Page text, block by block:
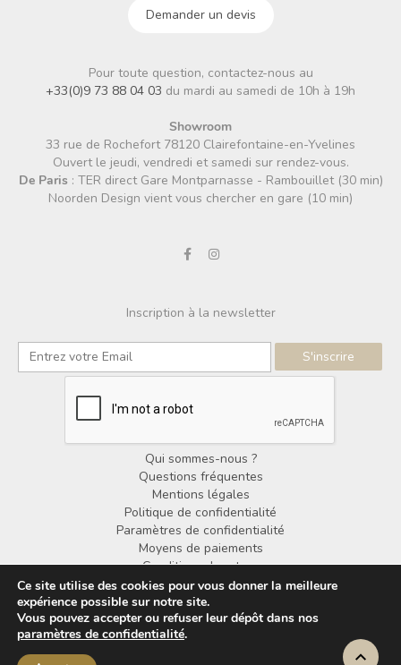
Demander un devis
Pour toute question, contactez-nous au
+33(0)9 73 88 04 03 du mardi au samedi de 10h à 19h
Showroom
33 rue de Rochefort 78120 Clairefontaine-en-Yvelines
Ouvert le jeudi, vendredi et samedi sur rendez-vous.
De Paris : TER direct Gare Montparnasse - Rambouillet (30 min)
Noorden Design vient vous chercher en gare (10 min)
Inscription à la newsletter
Qui sommes-nous ?
Questions fréquentes
Mentions légales
Politique de confidentialité
Paramètres de confidentialité
Moyens de paiements
Conditions de retour
Conditions générales de vente
© Copyright Noorden Design 2025
Ce site utilise des cookies pour vous donner la meilleure
expérience possible sur notre site.
Vous pouvez accepter ou refuser leur dépôt dans nos
paramètres de confidentialité.